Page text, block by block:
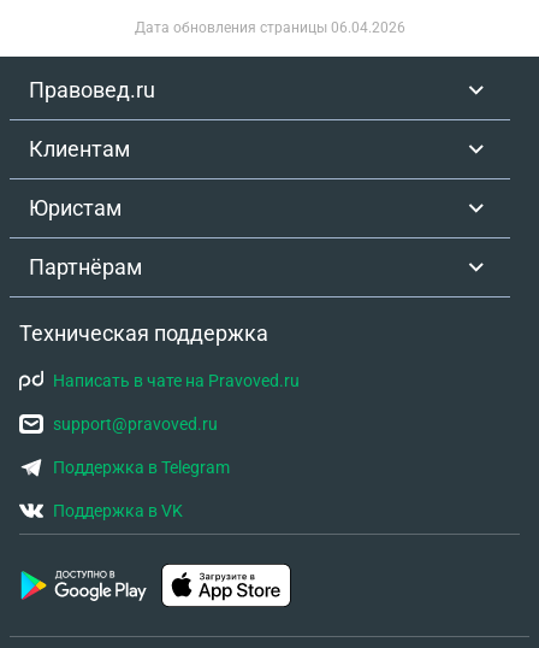
Дата обновления страницы 06.04.2026
Правовед.ru
Клиентам
Юристам
Партнёрам
Техническая поддержка
Написать в чате на Pravoved.ru
support@pravoved.ru
Поддержка в Telegram
Поддержка в VK